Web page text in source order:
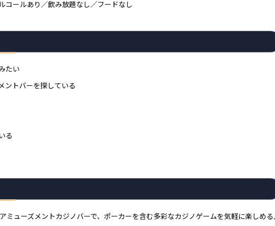
コールあり／飲み放題なし／フードなし
たい
ントバーを探している
る
ミューズメントカジノバーで、ポーカーを含む多彩なカジノゲームを気軽に楽しめ